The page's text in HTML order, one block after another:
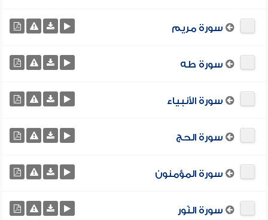
سورة مريم
سورة طه
سورة الأنبياء
سورة الحج
سورة المؤمنون
سورة النّور